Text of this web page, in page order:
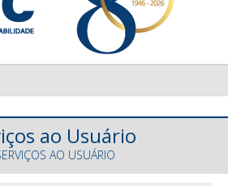
ao Usuário
AO USUÁRIO